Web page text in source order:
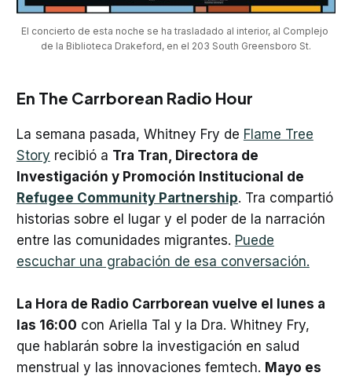
El concierto de esta noche se ha trasladado al interior, al Complejo
de la Biblioteca Drakeford, en el 203 South Greensboro St.
En The Carrborean Radio Hour
La semana pasada, Whitney Fry de Flame Tree
Story recibió a Tra Tran, Directora de
Investigación y Promoción Institucional de
Refugee Community Partnership. Tra compartió
historias sobre el lugar y el poder de la narración
entre las comunidades migrantes. Puede
escuchar una grabación de esa conversación.
La Hora de Radio Carrborean vuelve el lunes a
las 16:00 con Ariella Tal y la Dra. Whitney Fry,
que hablarán sobre la investigación en salud
menstrual y las innovaciones femtech. Mayo es